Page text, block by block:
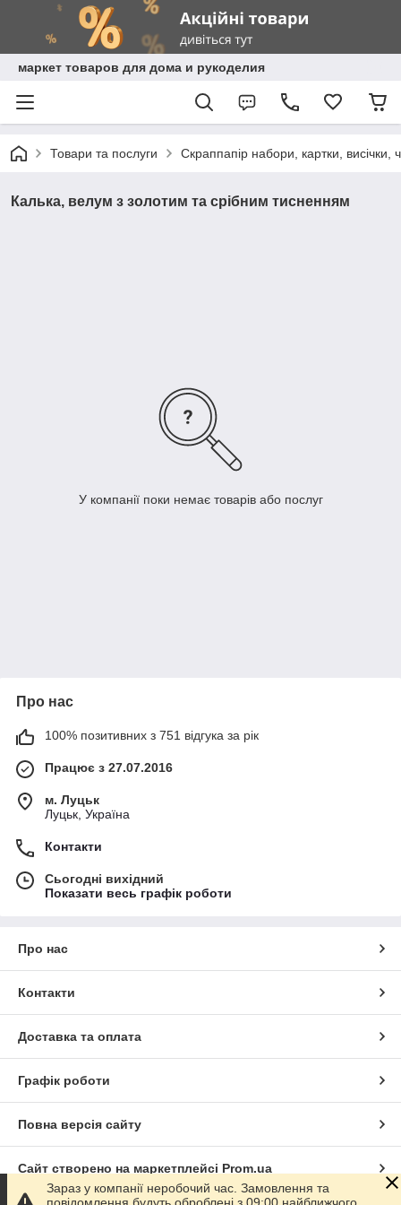
маркет товаров для дома и рукоделия
Товари та послуги Скраппапір набори, картки, висічки,
Калька, велум з золотим та срібним тисненням
У компанії поки немає товарів або послуг
Про нас
100% позитивних з 751 відгука за рік
Працює з 27.07.2016
м. Луцьк
Луцьк, Україна
Контакти
Сьогодні вихідний
Показати весь графік роботи
Про нас
Контакти
Доставка та оплата
Графік роботи
Повна версія сайту
Сайт створено на маркетплейсі Prom.ua
Зараз у компанії неробочий час. Замовлення та